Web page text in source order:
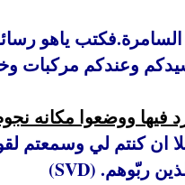
وعندكم مركبات
فيها ووضعوا مكانه
ثانية قائلا ان كنتم
ربّوهم. (SVD
)